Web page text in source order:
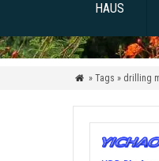
HAUS
 » Tags » drilling